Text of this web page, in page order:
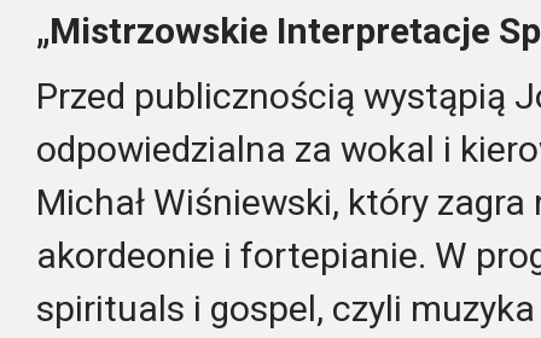
„Mistrzowskie Interpretacje
Przed publicznością wystąpią
odpowiedzialna za wokal i
Michał Wiśniewski, który
akordeonie i fortepianie. W
spirituals i gospel, czyli